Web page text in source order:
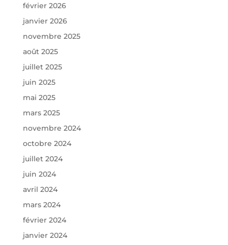
février 2026
janvier 2026
novembre 2025
août 2025
juillet 2025
juin 2025
mai 2025
mars 2025
novembre 2024
octobre 2024
juillet 2024
juin 2024
avril 2024
mars 2024
février 2024
janvier 2024